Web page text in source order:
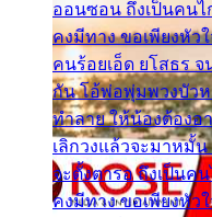
ออนซอน ถึงเป็นคน
คงมีทาง ขอเพียงหัว
คนร้อยเอ็ด ยโสธร
กัน โอ้พ่อพุ่มพวงบัวห
ทำลาย ให้น้องต้อง
เลิกวงแล้วจะมาหมั้
จะตั้งตารอ ถึงเป็นค
คงมีทาง ขอเพียงหัว